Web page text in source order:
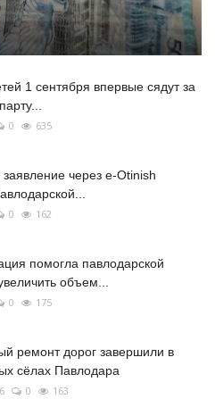
1 сентября впервые сядут за
0 635
заявление через e-Otinish
0 162
помогла павлодарской
объем...
0 175
ремонт дорог завершили в
сёлах Павлодара
0 163